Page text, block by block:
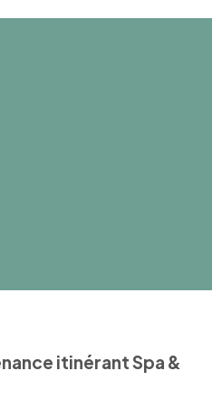
itinérant Spa &